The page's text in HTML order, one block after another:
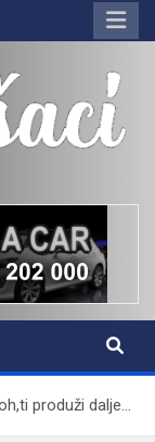
produži dalje…